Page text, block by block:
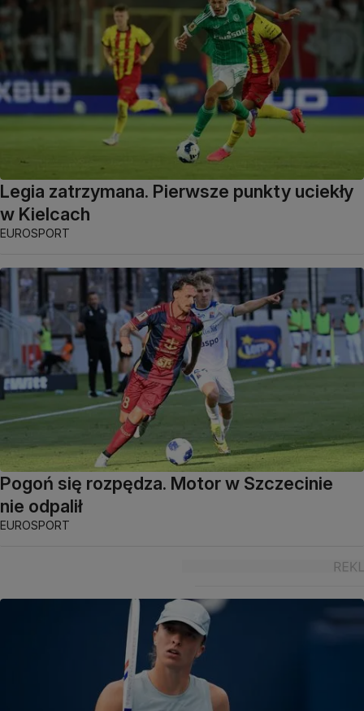
Legia zatrzymana. Pierwsze punkty uciekły
w Kielcach
EUROSPORT
Pogoń się rozpędza. Motor w Szczecinie
nie odpalił
EUROSPORT